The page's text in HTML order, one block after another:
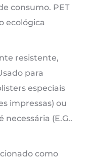
consumo. PET
ecológica
resistente,
para
especiais
impressas) ou
necessária (E.G..
como